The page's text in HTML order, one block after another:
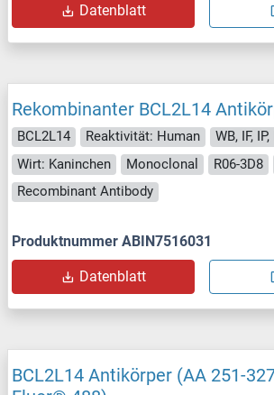
Datenblatt
Rekombinanter BCL2L14
BCL2L14 Reaktivität: Human
WB, IF, IP,
Wirt: Kaninchen
Monoclonal R06-3D8
Recombinant Antibody
Produktnummer ABIN7516031
Datenblatt
BCL2L14 Antikörper (AA 251-